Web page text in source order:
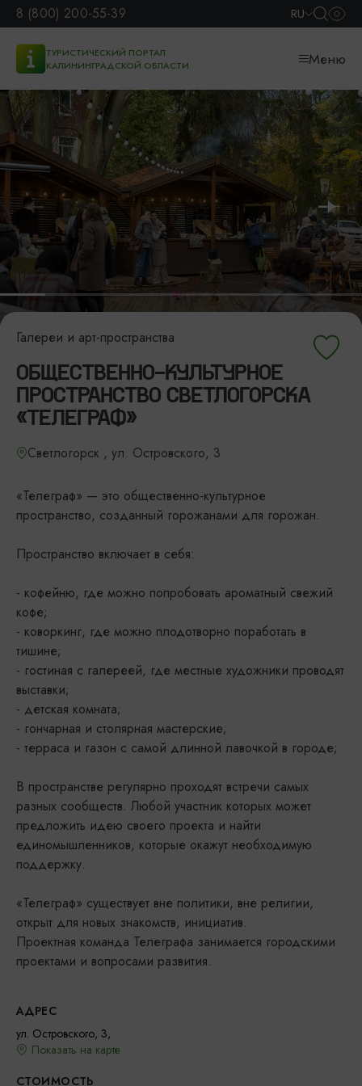
8 (800) 200-55-39 RU
ТУРИСТИЧЕСКИЙ ПОРТАЛ
КАЛИНИНГРАДСКОЙ ОБЛАСТИ
Меню
Галереи и арт-пространства
ОБЩЕСТВЕННО-КУЛЬТУРНОЕ
ПРОСТРАНСТВО СВЕТЛОГОРСКА
«ТЕЛЕГРАФ»
Светлогорск , ул. Островского, 3
«Телеграф» — это общественно-культурное
пространство, созданный горожанами для горожан.
Пространство включает в себя:
- кофейню, где можно попробовать ароматный свежий
кофе;
- коворкинг, где можно плодотворно поработать в
тишине;
- гостиная с галереей, где местные художники проводят
выставки;
- детская комната;
- гончарная и столярная мастерские;
- терраса и газон с самой длинной лавочкой в городе;
В пространстве регулярно проходят встречи самых
разных сообществ. Любой участник которых может
предложить идею своего проекта и найти
единомышленников, которые окажут необходимую
поддержку.
«Телеграф» существует вне политики, вне религии,
открыт для новых знакомств, инициатив.
Проектная команда Телеграфа занимается городскими
проектами и вопросами развития.
АДРЕС
ул. Островского, 3,
Показать на карте
СТОИМОСТЬ